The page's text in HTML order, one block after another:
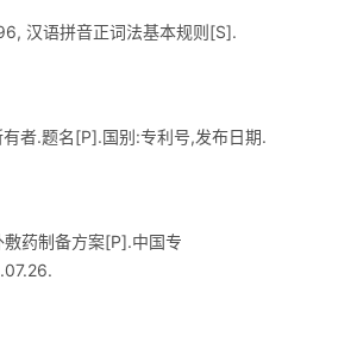
汉语拼音正词法基本规则[S].
有者.题名[P].国别:专利号,发布日期.
药制备方案[P].中国专